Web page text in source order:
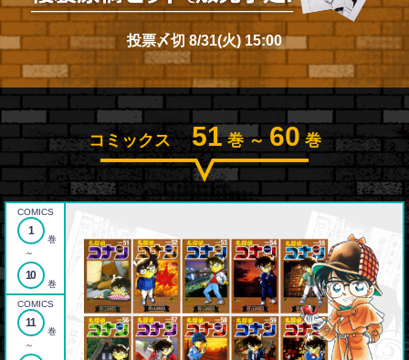
投票〆切 8/31(火) 15:00
コミックス 51巻 ～ 60 巻
COMICS
1
巻
～
10
巻
COMICS
11
巻
～